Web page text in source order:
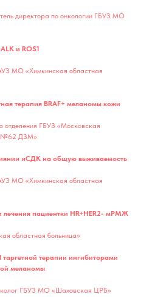
директора по онкологии ГБУЗ МО
и ROS1
МО «Химкинская областная
терапия BRAF+ меланомы кожи
отделения ГБУЗ «Московская
№62 ДЗМ»
иСДК на общую выживаемость
МО «Химкинская областная
лечения пациентки HR+HER2- мРМЖ
областная больница»
терапии ингибиторами
меланомы
ГБУЗ МО «Шаховская ЦРБ»